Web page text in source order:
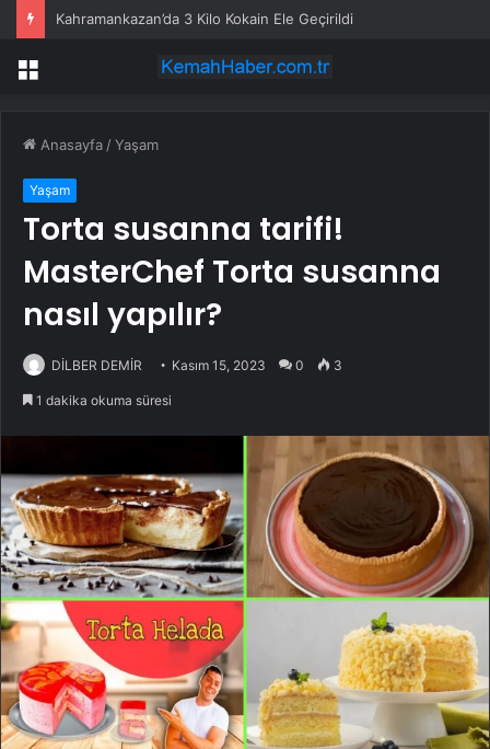
Kahramankazan’da 3 Kilo Kokain Ele Geçirildi
Menü
Anasayfa /Yaşam
Yaşam
Torta susanna tarifi!
MasterChef Torta susanna
nasıl yapılır?
DİLBER DEMİR Kasım 15, 2023 0 3
1 dakika okuma süresi